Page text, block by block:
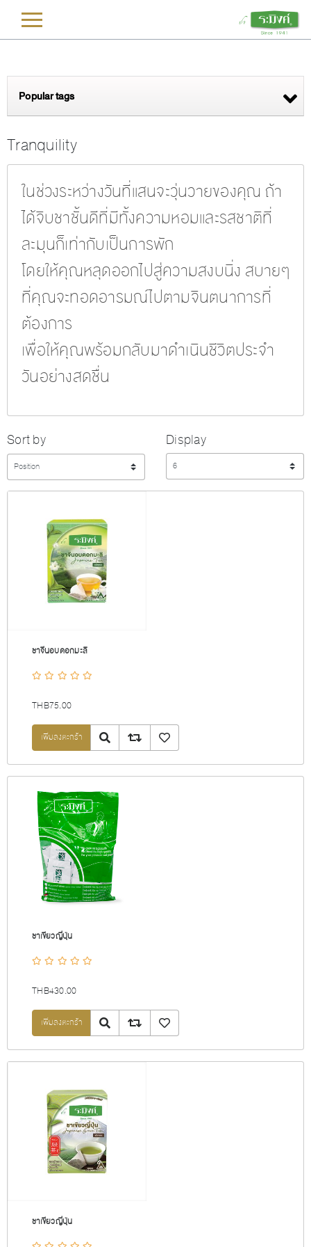
Popular tags
Tranquility
ในช่วงระหว่างวันที่แสนจะวุ่นวายของคุณ ถ้า
ได้จิบชาชั้นดีที่มีทั้งความหอมและรสชาติที่
ละมุนก็เท่ากับเป็นการพัก
โดยให้คุณหลุดออกไปสู่ความสงบนิ่ง สบายๆ
ที่คุณจะทอดอารมณ์ไปตามจินตนาการที่
ต้องการ
เพื่อให้คุณพร้อมกลับมาดำเนินชีวิตประจำ
วันอย่างสดชื่น
Sort by
Display
Display
ชาจีนอบดอกมะลิ
THB75.00
Quick ViewAdd to compare listเพิ่มลงรายการโปรด
ชาเขียวญี่ปุ่น
THB430.00
Quick ViewAdd to compare listเพิ่มลงรายการโปรด
ชาเขียวญี่ปุ่น